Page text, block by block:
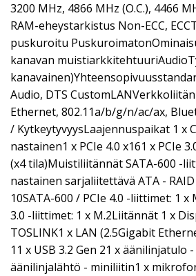
3200 MHz, 4866 MHz (O.C.), 4466
RAM-eheystarkistus Non-ECC,
puskuroitu
kanavan
Audio, DTS
Ethernet, 802.11a/b/g/n/ac/ax,
/ KytkeytyvyysLaajennuspaikat 1 x
nastainen1 x PCIe 4.0 x161 x PCIe
(x4 tila)Muistiliitännät SATA-600 -
nastainen sarjaliitettävä ATA - RAID
10SATA-600 / PCIe 4.0 -liittimet: 1 x
3.0 -liittimet: 1 x M.2Liitännät 1 x
TOSLINK1 x LAN (2.5Gigabit
11 x USB 3.2 Gen 21 x äänilinjatulo
äänilinjalähtö - miniliitin1 x